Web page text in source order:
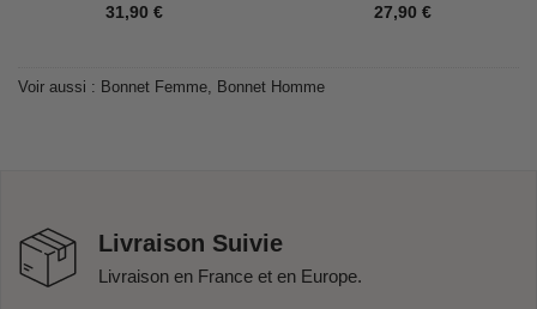
31,90 €
27,90 €
Voir aussi : Bonnet Femme, Bonnet Homme
Livraison Suivie
Livraison en France et en Europe.